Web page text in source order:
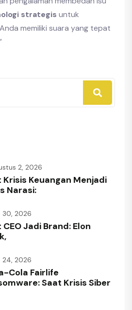
strategis untuk
memiliki suara yang tepat
2, 2026
Krisis Keuangan Menjadi
Narasi:
30, 2026
CEO Jadi Brand: Elon
24, 2026
Cola Fairlife
Saat Krisis Siber